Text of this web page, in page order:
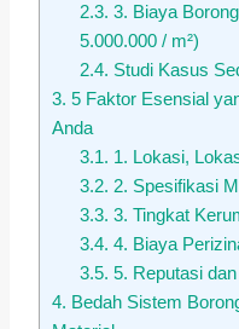
2.3. 3. Biaya
5.000.000 / m²)
2.4. Studi Kasus
3. 5 Faktor Esensial
Anda
3.1. 1. Lokasi,
3.2. 2. Spesifikasi
3.3. 3. Tingkat
3.4. 4. Biaya
3.5. 5. Reputasi
4. Bedah Sistem